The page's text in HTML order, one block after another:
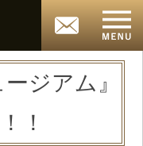
ジアム』
！